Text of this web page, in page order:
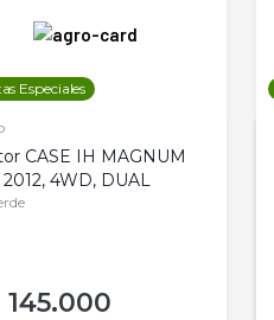
Especiales
CASE IH MAGNUM
4WD, DUAL
145.000